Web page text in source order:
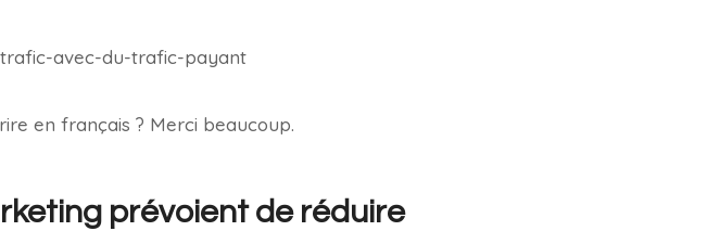
en français ? Merci beaucoup.
prévoient de réduire